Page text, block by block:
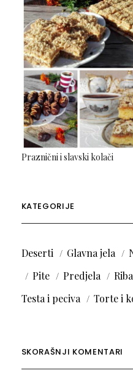
Praznični i slavski kolači
KATEGORIJE
Deserti Glavna jela
Pite
Predjela Riba
Testa i peciva
Torte i
SKORAŠNJI KOMENTARI